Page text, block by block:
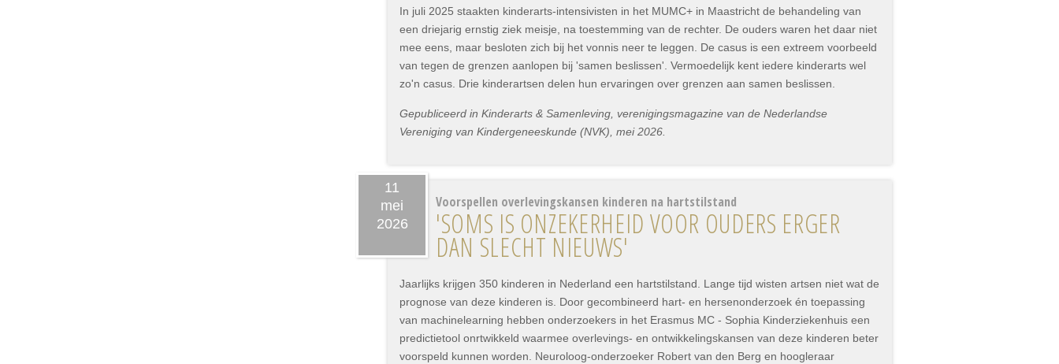
In juli 2025 staakten kinderarts-intensivisten in het MUMC+ in Maastricht de behandeling van
een driejarig ernstig ziek meisje, na toestemming van de rechter. De ouders waren het daar niet
mee eens, maar besloten zich bij het vonnis neer te leggen. De casus is een extreem voorbeeld
van tegen de grenzen aanlopen bij 'samen beslissen'. Vermoedelijk kent iedere kinderarts wel
zo'n casus. Drie kinderartsen delen hun ervaringen over grenzen aan samen beslissen.
Gepubliceerd in Kinderarts & Samenleving, verenigingsmagazine van de Nederlandse
Vereniging van Kindergeneeskunde (NVK), mei 2026.
11
mei
2026
Voorspellen overlevingskansen kinderen na hartstilstand
'SOMS IS ONZEKERHEID VOOR OUDERS ERGER
DAN SLECHT NIEUWS'
Jaarlijks krijgen 350 kinderen in Nederland een hartstilstand. Lange tijd wisten artsen niet wat de
prognose van deze kinderen is. Door gecombineerd hart- en hersenonderzoek én toepassing
van machinelearning hebben onderzoekers in het Erasmus MC - Sophia Kinderziekenhuis een
predictietool onrtwikkeld waarmee overlevings- en ontwikkelingskansen van deze kinderen beter
voorspeld kunnen worden. Neuroloog-onderzoeker Robert van den Berg en hoogleraar